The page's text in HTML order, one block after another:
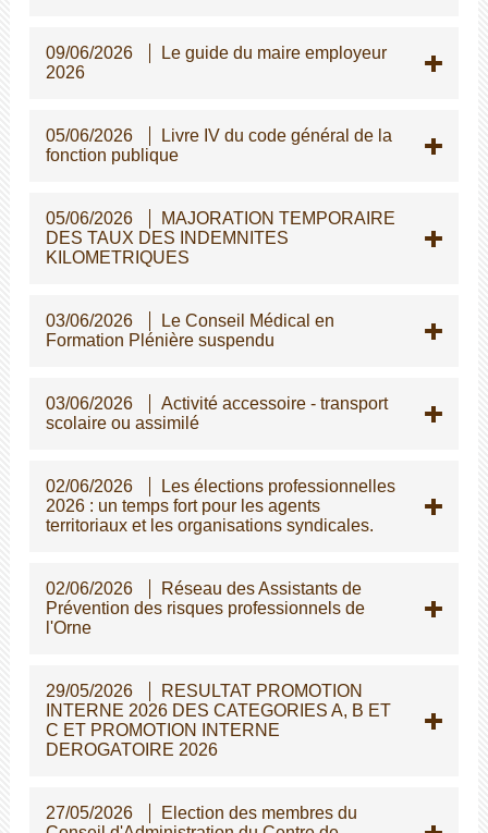
09/06/2026
Le guide du maire employeur
2026
05/06/2026
Livre IV du code général de la
fonction publique
05/06/2026
MAJORATION TEMPORAIRE
DES TAUX DES INDEMNITES
KILOMETRIQUES
03/06/2026
Le Conseil Médical en
Formation Plénière suspendu
03/06/2026
Activité accessoire - transport
scolaire ou assimilé
02/06/2026
Les élections professionnelles
2026 : un temps fort pour les agents
territoriaux et les organisations syndicales.
02/06/2026
Réseau des Assistants de
Prévention des risques professionnels de
l'Orne
29/05/2026
RESULTAT PROMOTION
INTERNE 2026 DES CATEGORIES A, B ET
C ET PROMOTION INTERNE
DEROGATOIRE 2026
27/05/2026
Election des membres du